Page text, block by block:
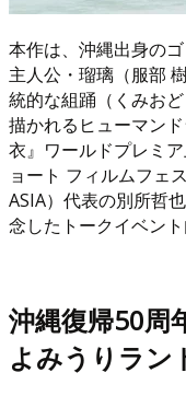
本作は、沖縄出身の
主人公・瑠璃（服部
統的な組踊（くみお
描かれるヒューマン
衣』ワールドプレミ
ョート フィルムフェ
ASIA）代表の別所哲
念したトークイベント
沖縄復帰50周
よみうりラン